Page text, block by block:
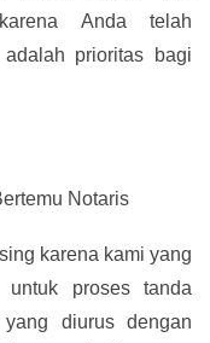
Anda telah
prioritas bagi
Notaris
karena kami yang
untuk proses tanda
diurus dengan